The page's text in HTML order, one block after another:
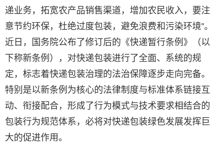
递业务，拓宽农产品销售渠道，增加农民收入，要注
意节约环保，杜绝过度包装，避免浪费和污染环境”。
近日，国务院公布了修订后的《快递暂行条例》（以
下称新条例），对快递包装进行了全面、系统的规
定，标志着快递包装治理的法治保障逐步走向完备。
特别是以新条例为核心的法律制度与标准体系链接互
动、衔接配合，形成了行为模式与技术要求相结合的
包装行为规范体系，必将对快递包装绿色发展发挥巨
大的促进作用。